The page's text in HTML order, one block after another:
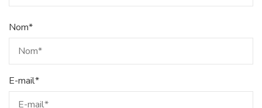
Nom*
E-mail*